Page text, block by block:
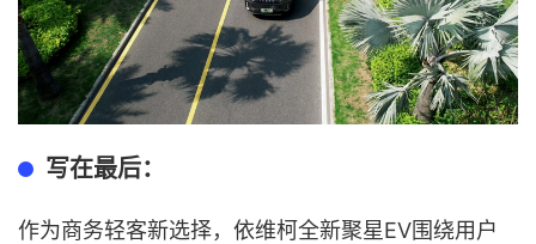
写在最后：
作为商务轻客新选择，依维柯全新聚星EV围绕用户